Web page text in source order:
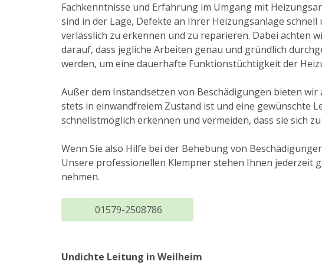
Fachkenntnisse und Erfahrung im Umgang mit
sind in der Lage, Defekte an Ihrer Heizungsanlage schnell
verlässlich zu erkennen und zu reparieren. Dabei achten
darauf, dass jegliche Arbeiten genau und gründlich
werden, um eine dauerhafte Funktionstüchtigkeit der
Außer dem Instandsetzen von Beschädigungen bieten
stets in einwandfreiem Zustand ist und eine gewünschte
schnellstmöglich erkennen und vermeiden, dass sie sich
Wenn Sie also Hilfe bei der Behebung von
Unsere professionellen Klempner stehen Ihnen jederzeit
nehmen.
01579-2508786
Undichte Leitung in Weilheim